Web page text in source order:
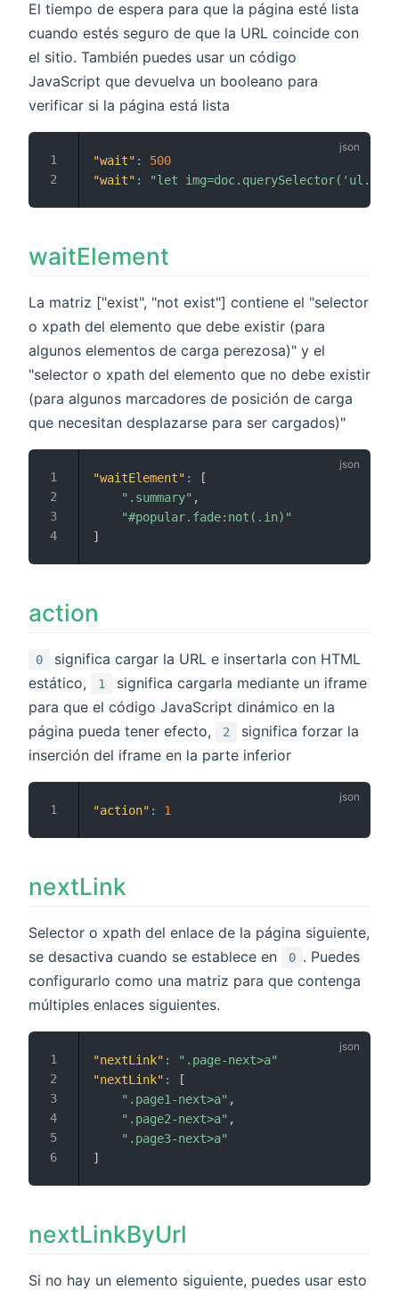
El tiempo de espera para que la página esté lista
cuando estés seguro de que la URL coincide con
el sitio. También puedes usar un código
JavaScript que devuelva un booleano para
verificar si la página está lista
"wait" :
500
"wait" : "let
waitElement
La matriz ["exist", "not exist"] contiene el "selector
o xpath del elemento que debe existir (para
algunos elementos de carga perezosa)" y el
"selector o xpath del elemento que no debe existir
(para algunos marcadores de posición de carga
que necesitan desplazarse para ser cargados)"
"waitElement" :
[
".summary" ,
"#popular.fade:not(.in)"
]
action
0
significa cargar la URL e insertarla con HTML
estático,
1
significa cargarla mediante un iframe
para que el código JavaScript dinámico en la
página pueda tener efecto,
2
significa forzar la
inserción del iframe en la parte inferior
"action" : 1
nextLink
Selector o xpath del enlace de la página siguiente,
se desactiva cuando se establece en
0 . Puedes
configurarlo como una matriz para que contenga
múltiples enlaces siguientes.
"nextLink" :
".page-next>a"
"nextLink" :
[
".page1-next>a" ,
".page2-next>a" ,
".page3-next>a"
]
nextLinkByUrl
Si no hay un elemento siguiente, puedes usar esto